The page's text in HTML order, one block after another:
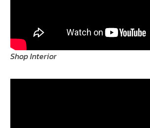
Shop Interior